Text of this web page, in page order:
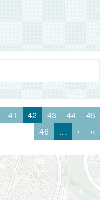
41 42 43 44
45
46
… › ››